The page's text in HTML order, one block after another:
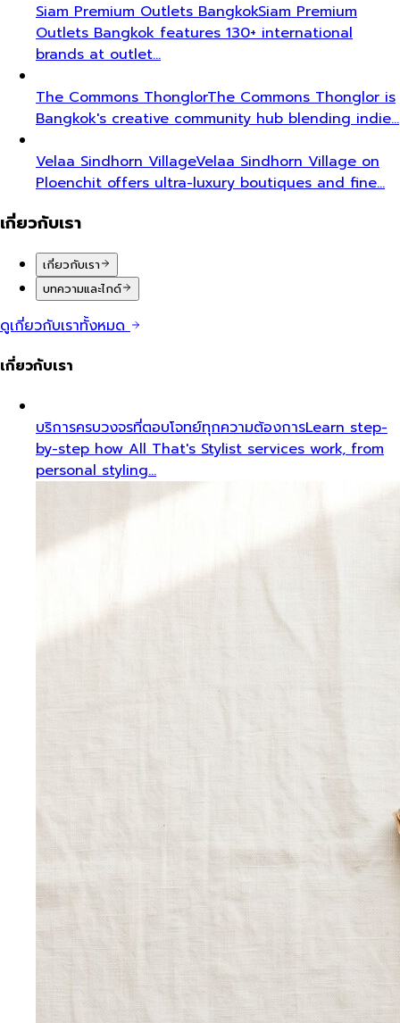
Siam Premium Outlets BangkokSiam Premium
Outlets Bangkok features 130+ international
brands at outlet…
The Commons ThonglorThe Commons Thonglor is
Bangkok's creative community hub blending indie…
Velaa Sindhorn VillageVelaa Sindhorn Village on
Ploenchit offers ultra-luxury boutiques and fine…
เกี่ยวกับเรา
เกี่ยวกับเรา
บทความและไกด์
ดูเกี่ยวกับเราทั้งหมด
เกี่ยวกับเรา
บริการครบวงจรที่ตอบโจทย์ทุกความต้องการLearn step-
by-step how All That's Stylist services work, from
personal styling…